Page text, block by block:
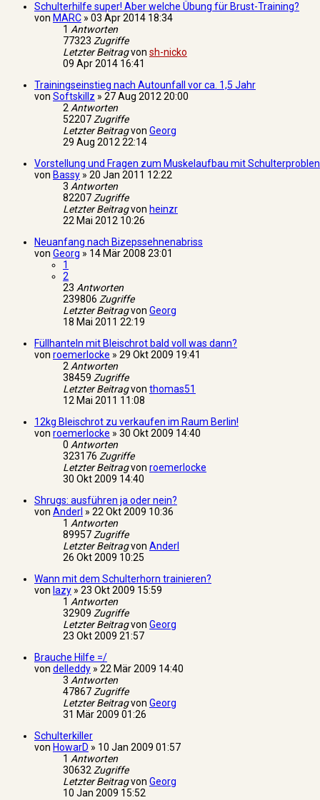
Schulterhilfe super! Aber welche Übung für Brust-Training?
von MARC » 03 Apr 2014 18:34
1 Antworten
77323 Zugriffe
Letzter Beitragvon sh-nicko
09 Apr 2014 16:41
Trainingseinstieg nach Autounfall vor ca. 1,5 Jahr
von Softskillz » 27 Aug 2012 20:00
2Antworten
52207Zugriffe
Letzter Beitragvon Georg
29 Aug 2012 22:14
Vorstellung und Fragen zum Muskelaufbau mit Schulterproblen
von Bassy » 20 Jan 2011 12:22
3 Antworten
82207Zugriffe
Letzter Beitragvon heinzr
22 Mai 2012 10:26
Neuanfang nach Bizepssehnenabriss
von Georg » 14 Mär 2008 23:01
1
2
23 Antworten
239806 Zugriffe
Letzter Beitragvon Georg
18 Mai 2011 22:19
Füllhanteln mit Bleischrot bald voll was dann?
von roemerlocke » 29 Okt 2009 19:41
2Antworten
38459 Zugriffe
Letzter Beitragvon thomas51
12 Mai 2011 11:08
12kg Bleischrot zu verkaufen im Raum Berlin!
von roemerlocke » 30 Okt 2009 14:40
0 Antworten
323176 Zugriffe
Letzter Beitragvon roemerlocke
30 Okt 2009 14:40
Shrugs: ausführen ja oder nein?
von Anderl » 22 Okt 2009 10:36
1 Antworten
89957Zugriffe
Letzter Beitragvon Anderl
26 Okt 2009 10:25
Wann mit dem Schulterhorn trainieren?
von lazy » 23 Okt 2009 15:59
1 Antworten
32909 Zugriffe
Letzter Beitragvon Georg
23 Okt 2009 21:57
Brauche Hilfe =/
von delleddy » 22 Mär 2009 14:40
3 Antworten
47867Zugriffe
Letzter Beitragvon Georg
31 Mär 2009 01:26
Schulterkiller
von HowarD » 10 Jan 2009 01:57
1 Antworten
30632Zugriffe
Letzter Beitragvon Georg
10 Jan 2009 15:52